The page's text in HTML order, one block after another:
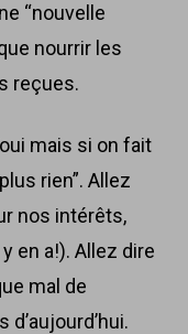
“nouvelle
nourrir les
reçues.
mais si on fait
rien”. Allez
nos intérêts,
en a!). Allez dire
mal de